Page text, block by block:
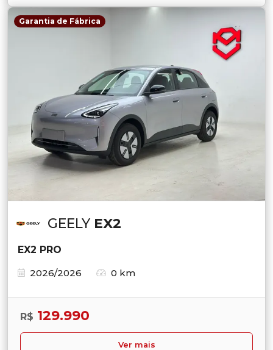
Garantia de Fábrica
GEELY EX2
EX2 PRO
2026/2026
0 km
R$ 129.990
Ver mais